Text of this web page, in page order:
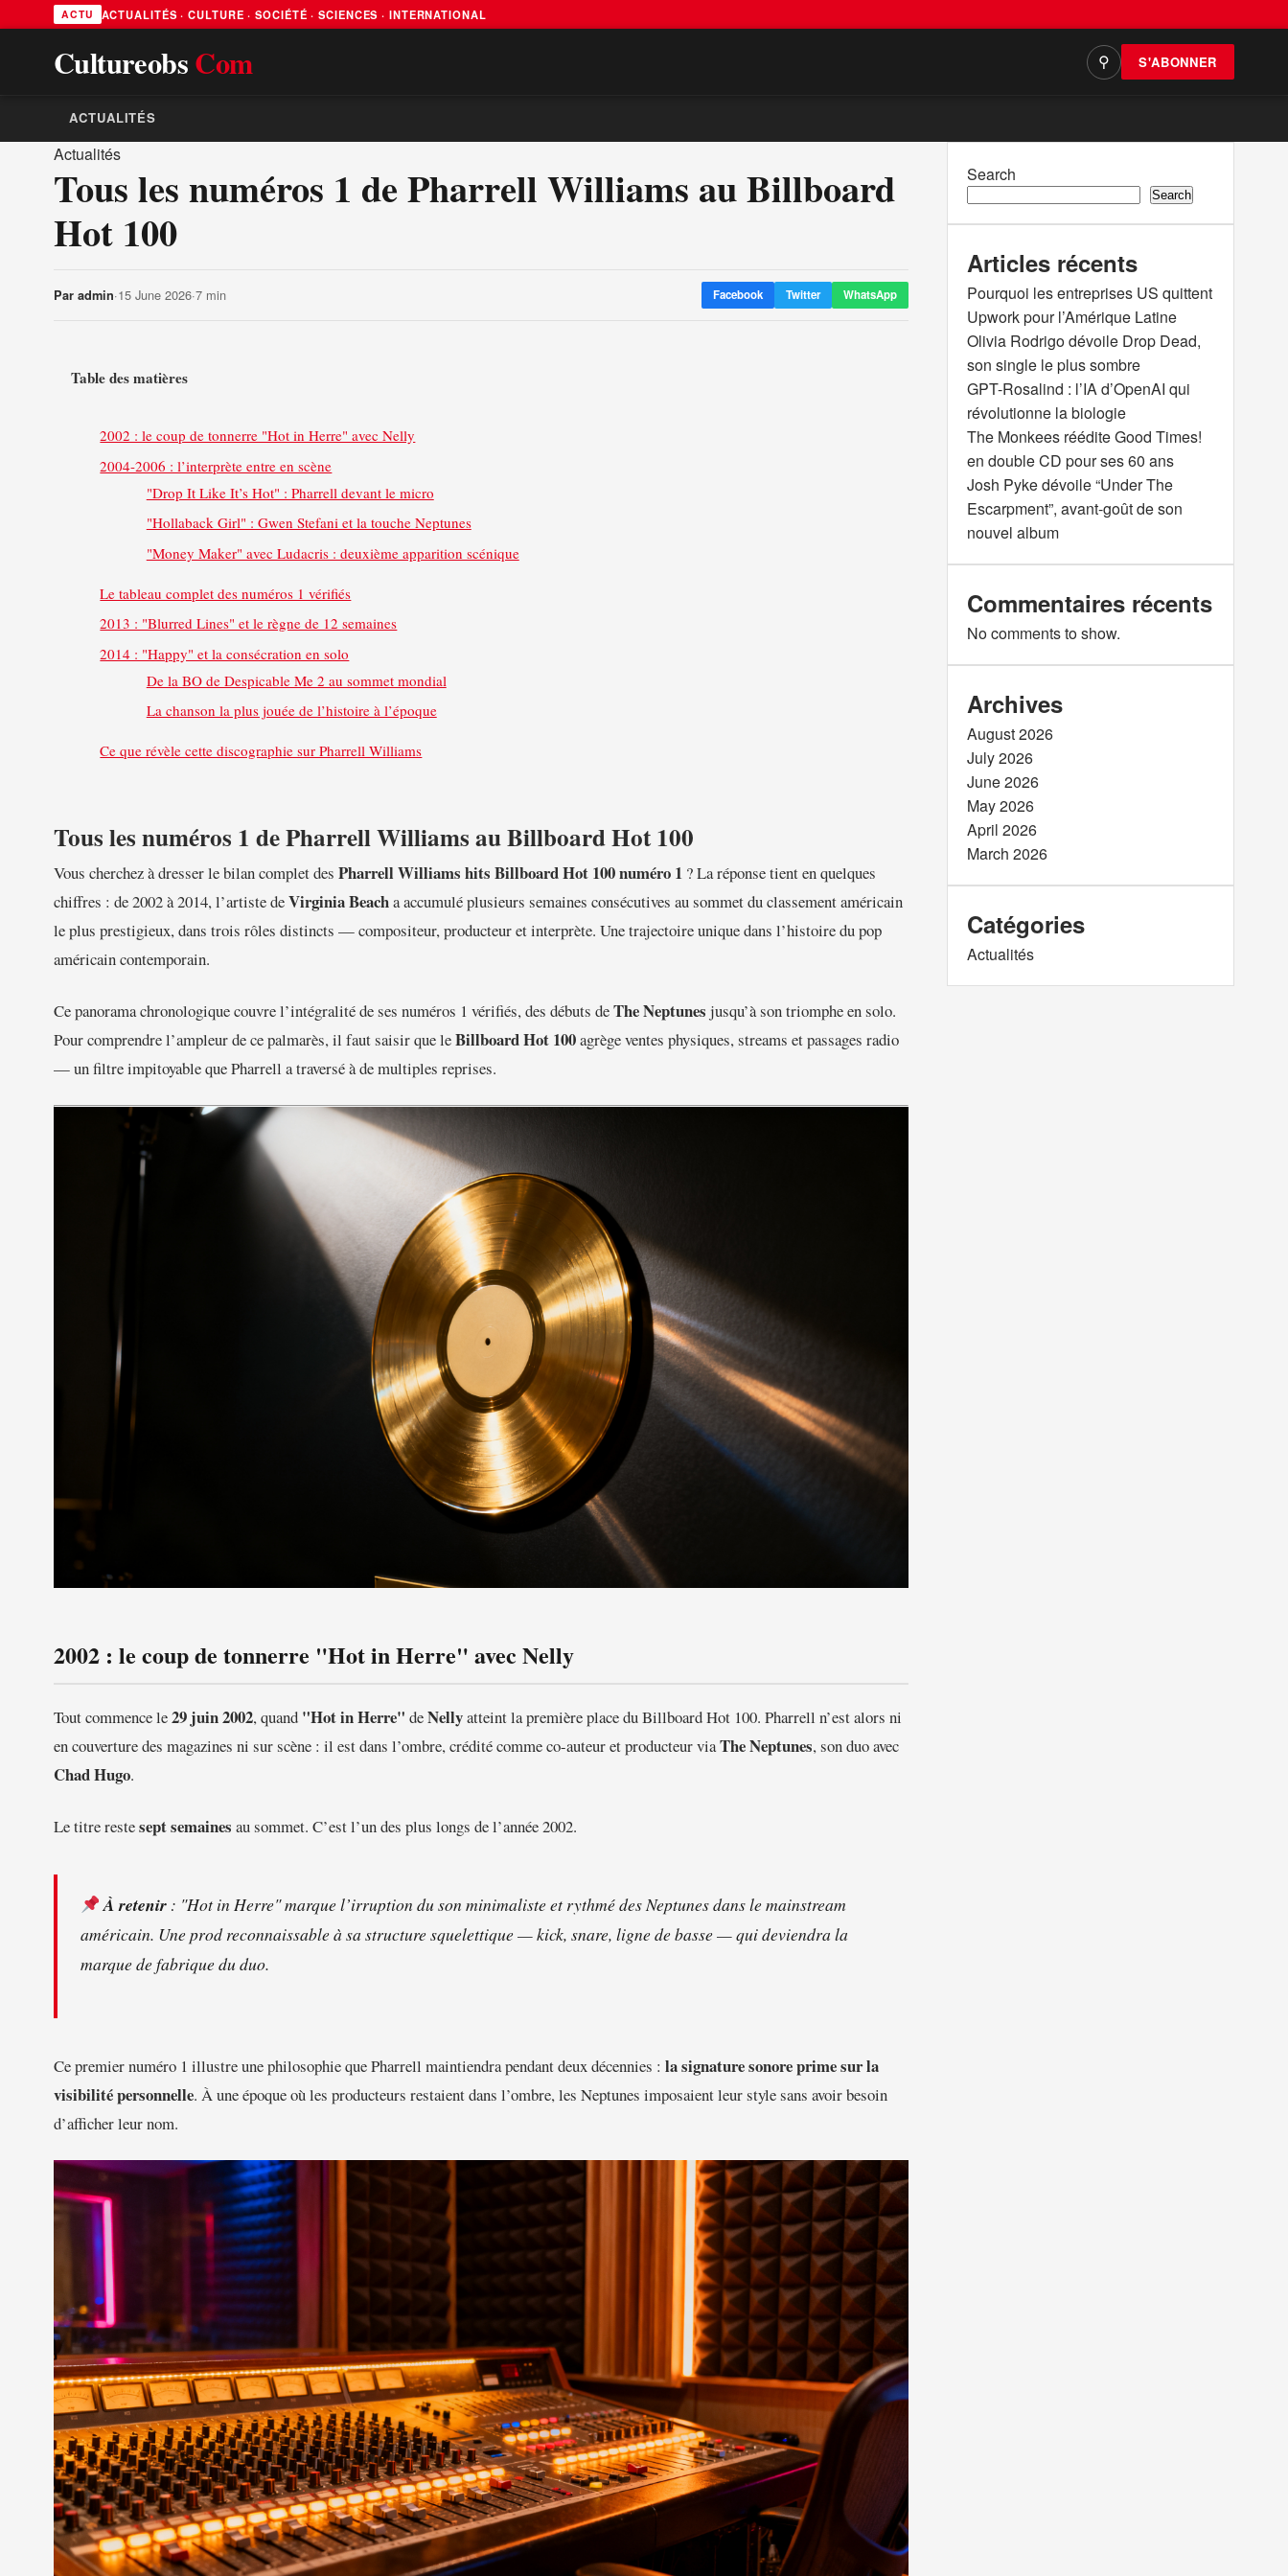
ACTU ACTUALITÉS · CULTURE · SOCIÉTÉ · SCIENCES · INTERNATIONAL
CultureobsCom ⚲ S'ABONNER
ACTUALITÉS
Actualités
Tous les numéros 1 de Pharrell Williams au Billboard
Hot 100
Par admin·15 June 2026·7 min Facebook Twitter WhatsApp
Table des matières
2002 : le coup de tonnerre "Hot in Herre" avec Nelly
2004-2006 : l’interprète entre en scène
"Drop It Like It’s Hot" : Pharrell devant le micro
"Hollaback Girl" : Gwen Stefani et la touche Neptunes
"Money Maker" avec Ludacris : deuxième apparition scénique
Le tableau complet des numéros 1 vérifiés
2013 : "Blurred Lines" et le règne de 12 semaines
2014 : "Happy" et la consécration en solo
De la BO de Despicable Me 2 au sommet mondial
La chanson la plus jouée de l’histoire à l’époque
Ce que révèle cette discographie sur Pharrell Williams
Tous les numéros 1 de Pharrell Williams au Billboard Hot 100
Vous cherchez à dresser le bilan complet des Pharrell Williams hits Billboard Hot 100 numéro 1 ? La réponse tient en quelques
chiffres : de 2002 à 2014, l’artiste deVirginia Beacha accumulé plusieurs semaines consécutives au sommet du classement américain
le plus prestigieux, dans trois rôles distincts — compositeur, producteur et interprète. Une trajectoire unique dans l’histoire du pop
américain contemporain.
Ce panorama chronologique couvre l’intégralité de ses numéros 1 vérifiés, des débuts deThe Neptunes jusqu’à son triomphe en solo.
Pour comprendre l’ampleur de ce palmarès, il faut saisir que leBillboard Hot 100agrège ventes physiques, streams et passages radio
— un filtre impitoyable que Pharrell a traversé à de multiples reprises.
2002 : le coup de tonnerre "Hot in Herre" avec Nelly
Tout commence le29 juin 2002, quand "Hot in Herre" deNellyatteint la première place du Billboard Hot 100. Pharrell n’est alors ni
en couverture des magazines ni sur scène : il est dans l’ombre, crédité comme co-auteur et producteur viaThe Neptunes, son duo avec
Chad Hugo.
Le titre restesept semaines au sommet. C’est l’un des plus longs de l’année 2002.
À retenir : "Hot in Herre" marque l’irruption du son minimaliste et rythmé des Neptunes dans le mainstream
américain. Une prod reconnaissable à sa structure squelettique — kick, snare, ligne de basse — qui deviendra la
marque de fabrique du duo.
Ce premier numéro 1 illustre une philosophie que Pharrell maintiendra pendant deux décennies : la signature sonore prime sur la
visibilité personnelle. À une époque où les producteurs restaient dans l’ombre, les Neptunes imposaient leur style sans avoir besoin
d’afficher leur nom.
Search
Search
Articles récents
Pourquoi les entreprises US quittent
Upwork pour l’Amérique Latine
Olivia Rodrigo dévoile Drop Dead,
son single le plus sombre
GPT-Rosalind : l’IA d’OpenAI qui
révolutionne la biologie
The Monkees réédite Good Times!
en double CD pour ses 60 ans
Josh Pyke dévoile “Under The
Escarpment”, avant-goût de son
nouvel album
Commentaires récents
No comments to show.
Archives
August 2026
July 2026
June 2026
May 2026
April 2026
March 2026
Catégories
Actualités